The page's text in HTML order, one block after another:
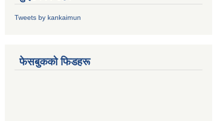
Tweets by kankaimun
फेसबुकको फिडहरू